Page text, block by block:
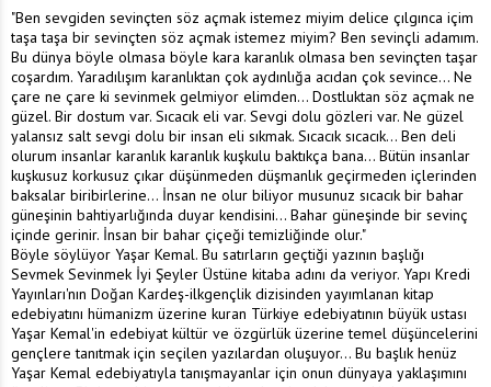
"Ben sevgiden sevinçten söz açmak istemez miyim delice çılgınca içim
taşa taşa bir sevinçten söz açmak istemez miyim? Ben sevinçli adamım.
Bu dünya böyle olmasa böyle kara karanlık olmasa ben sevinçten taşar
coşardım. Yaradılışım karanlıktan çok aydınlığa acıdan çok sevince... Ne
çare ne çare ki sevinmek gelmiyor elimden... Dostluktan söz açmak ne
güzel. Bir dostum var. Sıcacık eli var. Sevgi dolu gözleri var. Ne güzel
yalansız salt sevgi dolu bir insan eli sıkmak. Sıcacık sıcacık... Ben deli
olurum insanlar karanlık karanlık kuşkulu baktıkça bana... Bütün insanlar
kuşkusuz korkusuz çıkar düşünmeden düşmanlık geçirmeden içlerinden
baksalar biribirlerine... İnsan ne olur biliyor musunuz sıcacık bir bahar
güneşinin bahtiyarlığında duyar kendisini... Bahar güneşinde bir sevinç
içinde gerinir. İnsan bir bahar çiçeği temizliğinde olur."
Böyle söylüyor Yaşar Kemal. Bu satırların geçtiği yazının başlığı
Sevmek Sevinmek İyi Şeyler Üstüne kitaba adını da veriyor. Yapı Kredi
Yayınları'nın Doğan Kardeş-ilkgençlik dizisinden yayımlanan kitap
edebiyatını hümanizm üzerine kuran Türkiye edebiyatının büyük ustası
Yaşar Kemal'in edebiyat kültür ve özgürlük üzerine temel düşüncelerini
gençlere tanıtmak için seçilen yazılardan oluşuyor... Bu başlık henüz
Yaşar Kemal edebiyatıyla tanışmayanlar için onun dünyaya yaklaşımını